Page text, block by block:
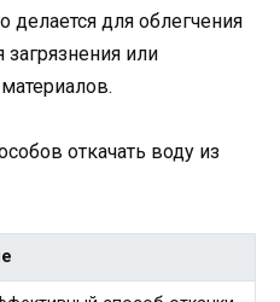
для облегчения
или
откачать воду из